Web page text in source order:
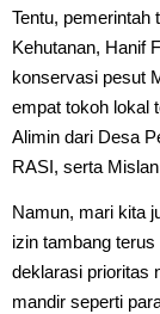
Tentu, pemerintah
Kehutanan, Hanif
konservasi pesut
empat tokoh lokal
Alimin dari Desa
RASI, serta
Namun, mari kita
izin tambang
deklarasi prioritas
mandir seperti